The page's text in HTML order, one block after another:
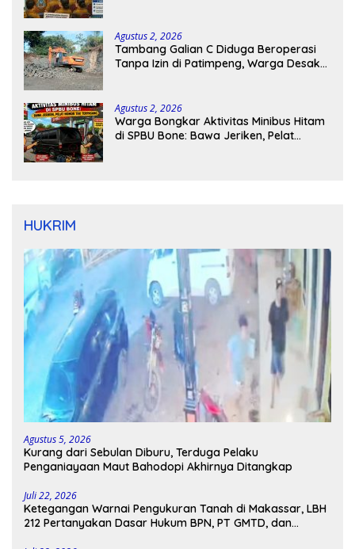
Agustus 2, 2026
Tambang Galian C Diduga Beroperasi
Tanpa Izin di Patimpeng, Warga Desak
Agustus 2, 2026
Warga Bongkar Aktivitas Minibus Hitam
di SPBU Bone: Bawa Jeriken, Pelat
HUKRIM
Agustus 5, 2026
Kurang dari Sebulan Diburu, Terduga Pelaku
Penganiayaan Maut Bahodopi Akhirnya Ditangkap
Juli 22, 2026
Ketegangan Warnai Pengukuran Tanah di Makassar, LBH
212 Pertanyakan Dasar Hukum BPN, PT GMTD, dan